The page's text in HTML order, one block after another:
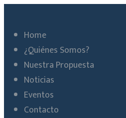
Home
¿Quiénes Somos?
Nuestra Propuesta
Noticias
Eventos
Contacto